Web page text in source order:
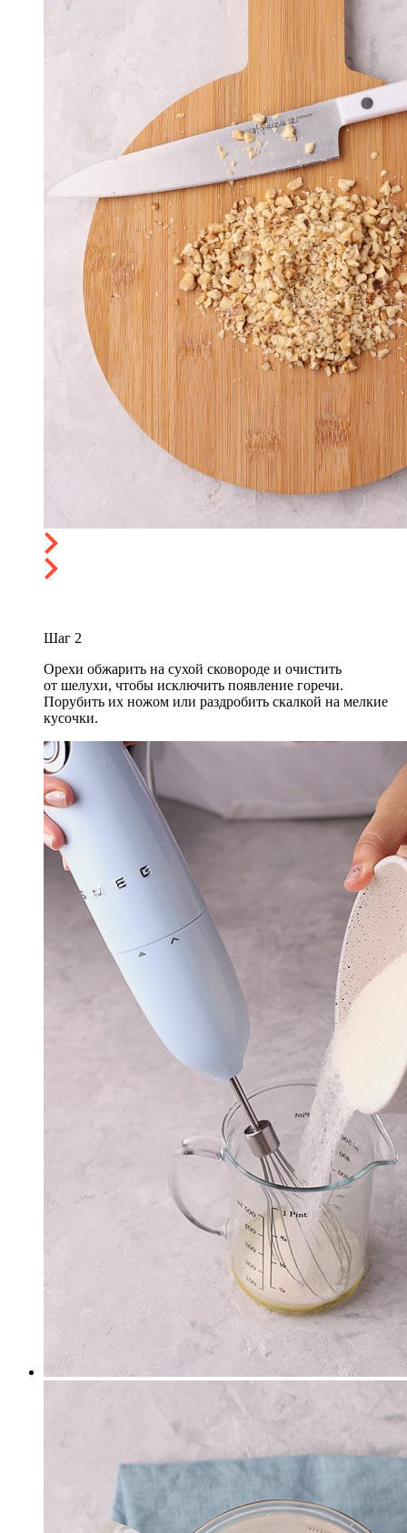
Шаг 2
Орехи обжарить на сухой сковороде и очистить
от шелухи, чтобы исключить появление горечи.
Порубить их ножом или раздробить скалкой на мелкие
кусочки.